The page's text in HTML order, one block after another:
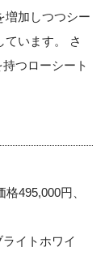
増加しつつシー
ています。 さ
つローシート
495,000円、
イトホワイ